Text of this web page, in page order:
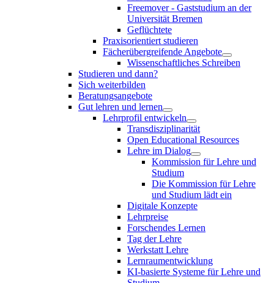
Freemover - Gaststudium an der
Universität Bremen
Geflüchtete
Praxisorientiert studieren
Fächerübergreifende Angebote
Wissenschaftliches Schreiben
Studieren und dann?
Sich weiterbilden
Beratungsangebote
Gut lehren und lernen
Lehrprofil entwickeln
Transdisziplinarität
Open Educational Resources
Lehre im Dialog
Kommission für Lehre und
Studium
Die Kommission für Lehre
und Studium lädt ein
Digitale Konzepte
Lehrpreise
Forschendes Lernen
Tag der Lehre
Werkstatt Lehre
Lernraumentwicklung
KI-basierte Systeme für Lehre und